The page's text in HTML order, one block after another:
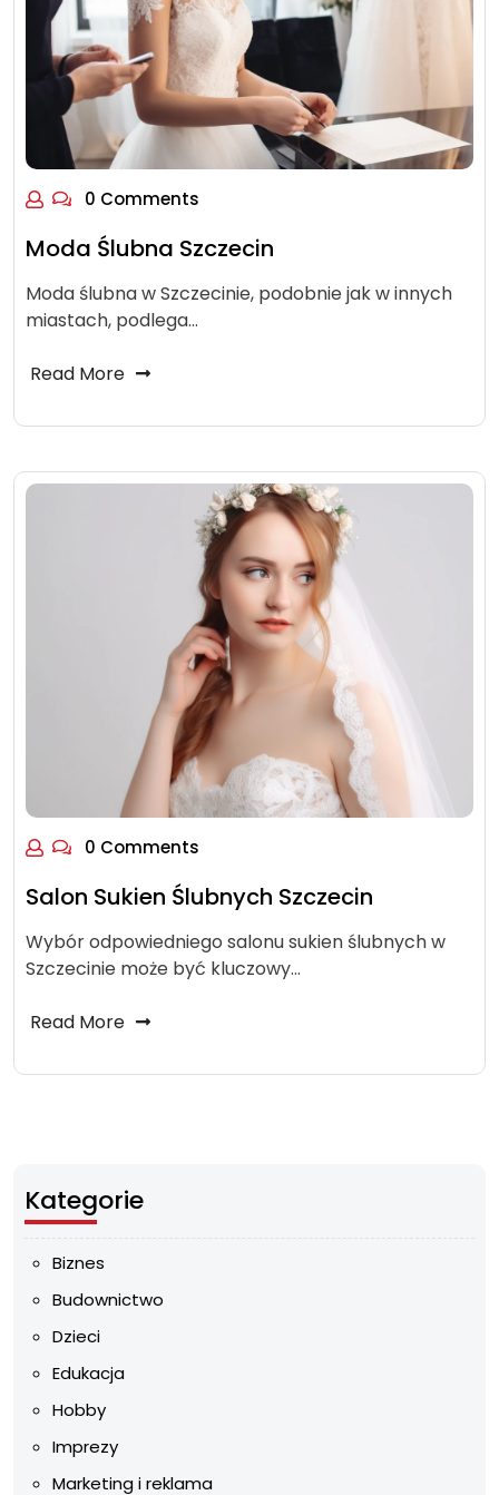
0 Comments
Moda Ślubna Szczecin
Moda ślubna w Szczecinie, podobnie jak w innych
miastach, podlega…
Read More
0 Comments
Salon Sukien Ślubnych Szczecin
Wybór odpowiedniego salonu sukien ślubnych w
Szczecinie może być kluczowy…
Read More
Kategorie
Biznes
Budownictwo
Dzieci
Edukacja
Hobby
Imprezy
Marketing i reklama